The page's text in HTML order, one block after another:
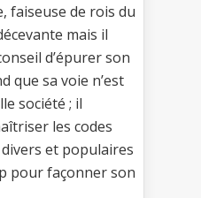
faiseuse de rois du
mais il
d’épurer son
que sa voie n’est
société ; il
les codes
et populaires
pour façonner son